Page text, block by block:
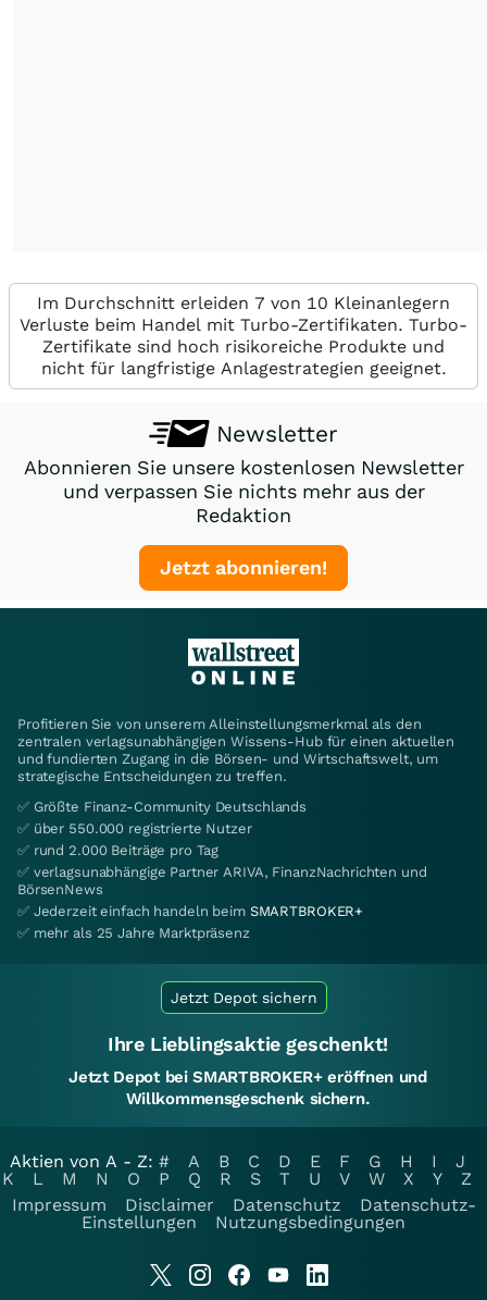
Im Durchschnitt erleiden 7 von 10 Kleinanlegern
Verluste beim Handel mit Turbo-Zertifikaten. Turbo-
Zertifikate sind hoch risikoreiche Produkte und
nicht für langfristige Anlagestrategien geeignet.
Newsletter
Abonnieren Sie unsere kostenlosen Newsletter
und verpassen Sie nichts mehr aus der
Redaktion
Jetzt abonnieren!
Profitieren Sie von unserem Alleinstellungsmerkmal als den
zentralen verlagsunabhängigen Wissens-Hub für einen aktuellen
und fundierten Zugang in die Börsen- und Wirtschaftswelt, um
strategische Entscheidungen zu treffen.
✅ Größte Finanz-Community Deutschlands
✅ über 550.000 registrierte Nutzer
✅ rund 2.000 Beiträge pro Tag
✅ verlagsunabhängige Partner ARIVA, FinanzNachrichten und
BörsenNews
✅ Jederzeit einfach handeln beim SMARTBROKER+
✅ mehr als 25 Jahre Marktpräsenz
Jetzt Depot sichern
Ihre Lieblingsaktie geschenkt!
Jetzt Depot bei SMARTBROKER+ eröffnen und
Willkommensgeschenk sichern.
Aktien von A - Z: # A B C D E F G H I
J
K
L M N O P Q R S T U V W X Y
Z
Impressum
Disclaimer Datenschutz
Datenschutz-
Einstellungen
Nutzungsbedingungen